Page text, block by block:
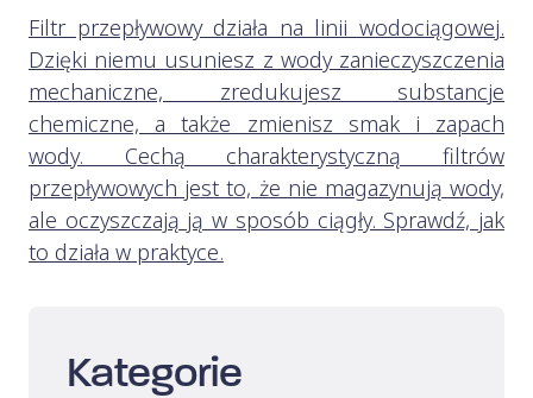
Filtr przepływowy działa na linii wodociągowej.
Dzięki niemu usuniesz z wody zanieczyszczenia
mechaniczne, zredukujesz substancje
chemiczne, a także zmienisz smak i zapach
wody. Cechą charakterystyczną filtrów
przepływowych jest to, że nie magazynują wody,
ale oczyszczają ją w sposób ciągły. Sprawdź, jak
to działa w praktyce.
Kategorie